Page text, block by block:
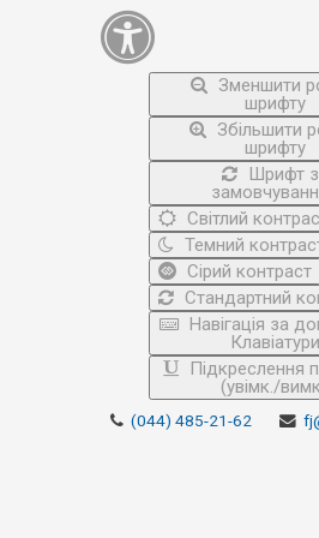
Зменшити
шрифту
Збільшити
шрифту
Шрифт
Світлий
Темний
Сірий контраст
Стандартний
Навігація за
Клавіатури
Підкреслення
(увімк./
(044) 485-21-62